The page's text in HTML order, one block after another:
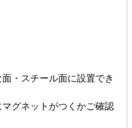
・スチール面に設置でき
グネットがつくかご確認